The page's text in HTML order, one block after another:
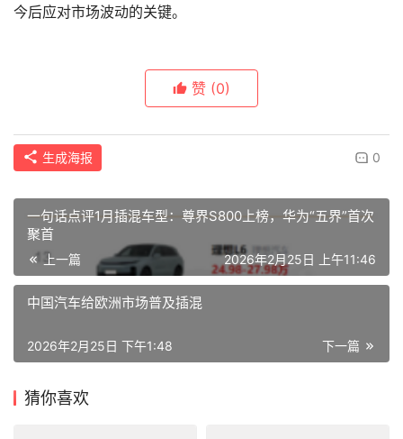
今后应对市场波动的关键。
赞 (0)
生成海报 0
一句话点评1月插混车型：尊界S800上榜，华为“五界”首次
聚首
上一篇 2026年2月25日 上午11:46
中国汽车给欧洲市场普及插混
下一篇
2026年2月25日 下午1:48
猜你喜欢